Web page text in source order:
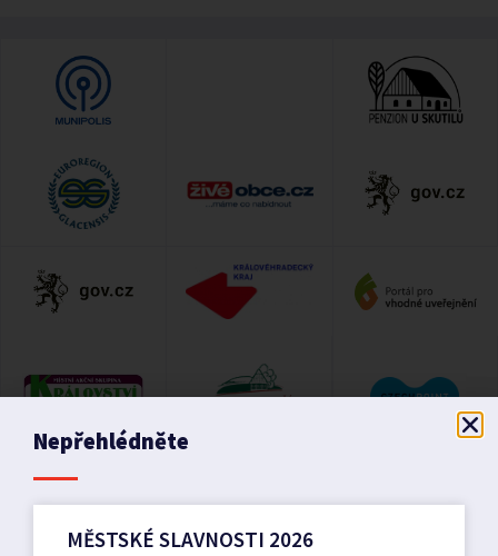
Nepřehlédněte
MĚSTSKÉ SLAVNOSTI 2026